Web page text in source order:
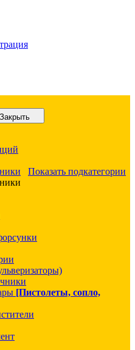
Закрыть
Показать подкатегории
[Пистолеты, сопло,